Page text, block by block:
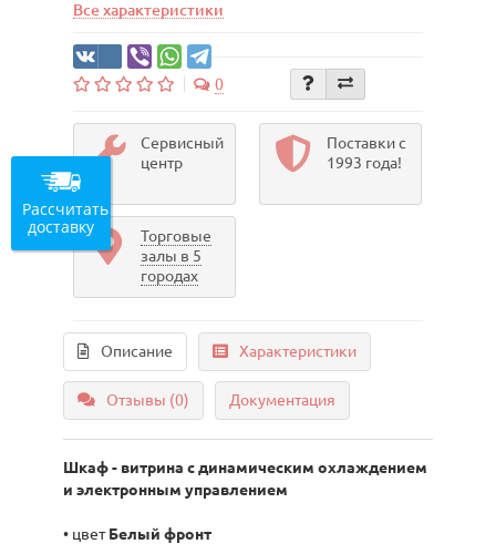
Все характеристики
0
Сервисный
центр
Поставки с
1993 года!
Торговые
залы в 5
городах
Описание Характеристики
Отзывы (0) Документация
Шкаф - витрина с динамическим охлаждением
и электронным управлением
• цветБелый фронт
Рассчитать
доставку